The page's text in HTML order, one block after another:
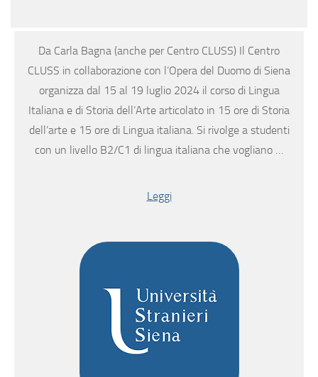
Da Carla Bagna (anche per Centro CLUSS) Il Centro
CLUSS in collaborazione con l’Opera del Duomo di Siena
organizza dal 15 al 19 luglio 2024 il corso di Lingua
Italiana e di Storia dell’Arte articolato in 15 ore di Storia
dell’arte e 15 ore di Lingua italiana. Si rivolge a studenti
con un livello B2/C1 di lingua italiana che vogliano …
Leggi